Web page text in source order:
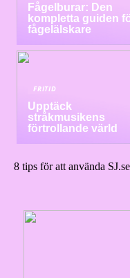
Fågelburar: Den
kompletta guiden
fågelälskare
FRITID
Upptäck
stråkmusikens
förtrollande värld
8 tips för att använda